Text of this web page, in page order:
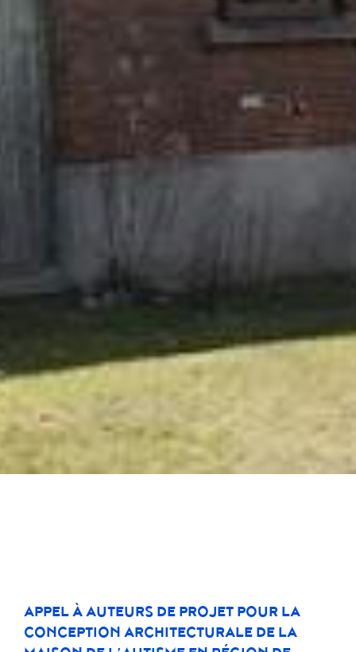
APPEL À AUTEURS DE PROJET POUR LA
CONCEPTION ARCHITECTURALE DE LA